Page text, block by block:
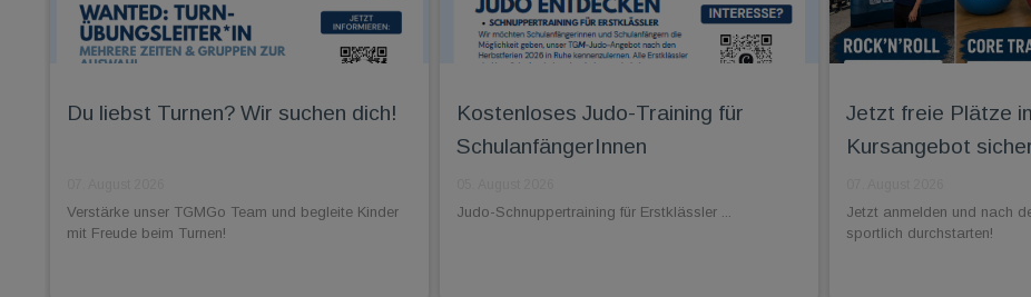
Du liebst Turnen? Wir suchen dich!
Verstärke unser TGMGo Team und begleite Kinder
mit Freude beim Turnen!
Kostenloses Judo-Training für
SchulanfängerInnen
Judo-Schnuppertraining für Erstklässler ...
Jetzt freie Plätze
Kursangebot
Jetzt anmelden und nach
sportlich durchstarten!